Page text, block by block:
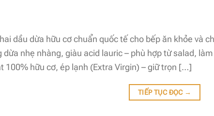
dầu dừa hữu cơ chuẩn quốc tế cho bếp ăn khỏe và
dừa nhẹ nhàng, giàu acid lauric – phù hợp từ salad,
100% hữu cơ, ép lạnh (Extra Virgin) – giữ trọn […]
TIẾP TỤC ĐỌC →